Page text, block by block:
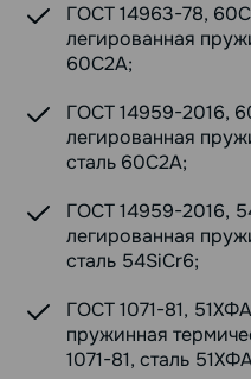
ГОСТ 14963-78,
легированная
60С2А;
ГОСТ 14959-2016,
легированная
сталь 60С2А;
ГОСТ 14959-2016,
легированная
сталь 54SiCr6;
ГОСТ 1071-81,
пружинная
1071-81, сталь